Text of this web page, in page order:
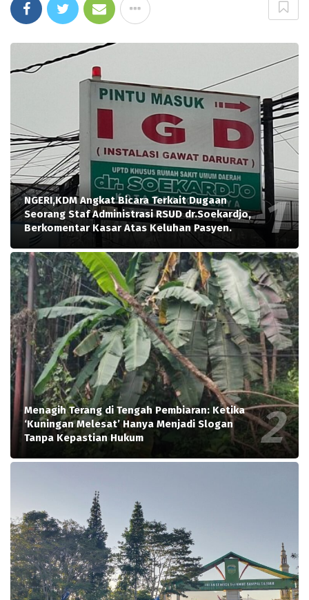
NGERI,KDM Angkat Bicara Terkait Dugaan
Seorang Staf Administrasi RSUD dr.Soekardjo,
Berkomentar Kasar Atas Keluhan Pasyen.
Menagih Terang di Tengah Pembiaran: Ketika
‘Kuningan Melesat’ Hanya Menjadi Slogan
Tanpa Kepastian Hukum